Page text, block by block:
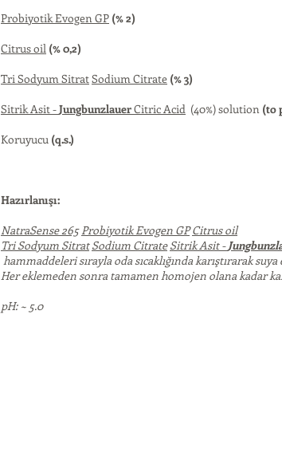
Probiyotik Evogen GP (% 2)
Citrus oil (% 0,2)
Tri Sodyum SitratSodium Citrate (% 3)
Sitrik Asit -JungbunzlauerCitric Acid (40%) solution (to
Koruyucu (q.s.)
Hazırlanışı:
NatraSense 265 Probiyotik Evogen GP Citrus oil
Tri Sodyum Sitrat Sodium Citrate Sitrik Asit -
hammaddeleri sırayla oda sıcaklığında karıştırarak
Her eklemeden sonra tamamen homojen olana kadar
pH: ~ 5.0